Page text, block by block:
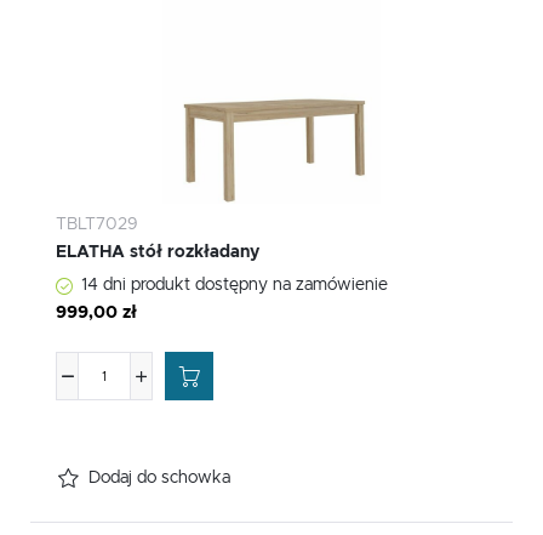
TBLT7029
ELATHA stół rozkładany
14 dni produkt dostępny na zamówienie
999,00 zł
Dodaj do schowka